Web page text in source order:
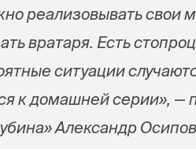
реализовывать свои
вратаря. Есть
ситуации
к домашней серии»,
Александр